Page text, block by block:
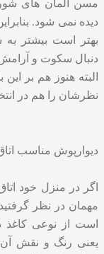
مسن المان های
دیده نمی شود.
بهتر است بیشتر به
دنبال سکوت و
البته هنوز هم بر
نظرشان را هم در
دیوارپوش مناسب
اگر در منزل خود
مهمان در نظر
است از نوعی کاغذ
یعنی رنگ و نقش آن